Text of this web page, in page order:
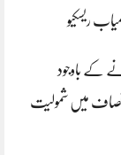
کے باوجود
میں شمولیت